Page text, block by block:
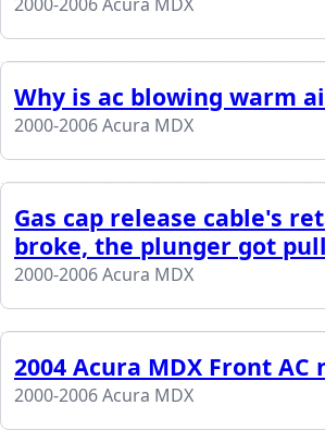
Why is ac blowing warm
2000-2006 Acura MDX
Gas cap release cable's
broke, the plunger got
2000-2006 Acura MDX
2004 Acura MDX Front
2000-2006 Acura MDX